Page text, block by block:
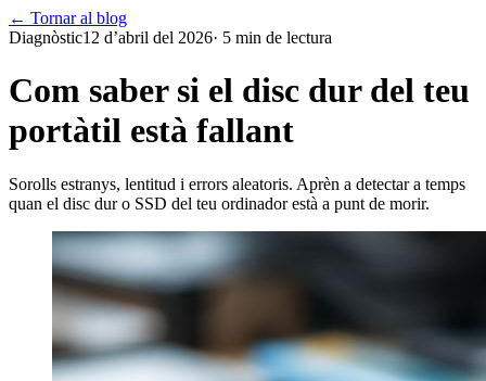
← Tornar al blog
Diagnòstic12 d’abril del 2026· 5 min de lectura
Com saber si el disc dur del teu
portàtil està fallant
Sorolls estranys, lentitud i errors aleatoris. Aprèn a detectar a temps
quan el disc dur o SSD del teu ordinador està a punt de morir.